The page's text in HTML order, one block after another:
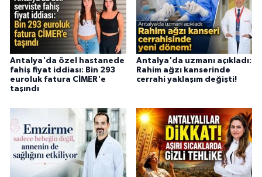
Antalya'da özel hastanede
fahiş fiyat iddiası: Bin 293
euroluk fatura CİMER'e
taşındı
Antalya'da uzmanı açıkladı:
Rahim ağzı kanserinde
cerrahi yaklaşım değişti!